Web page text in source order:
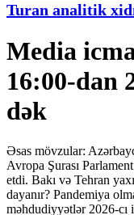
Turan analitik
Media
16:00-dan
dək
Əsas mövzular:
Avropa Şurası
etdi. Bakı və Tehran
dayanır? Pandemiya
məhdudiyyətlər 2026-cı